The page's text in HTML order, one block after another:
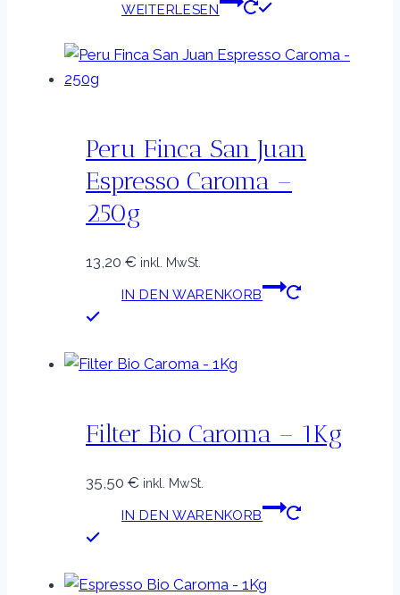
WEITERLESEN
Peru Finca San Juan
Espresso Caroma –
250g
13,20 € inkl. MwSt.
IN DEN WARENKORB
Filter Bio Caroma – 1Kg
35,50 € inkl. MwSt.
IN DEN WARENKORB